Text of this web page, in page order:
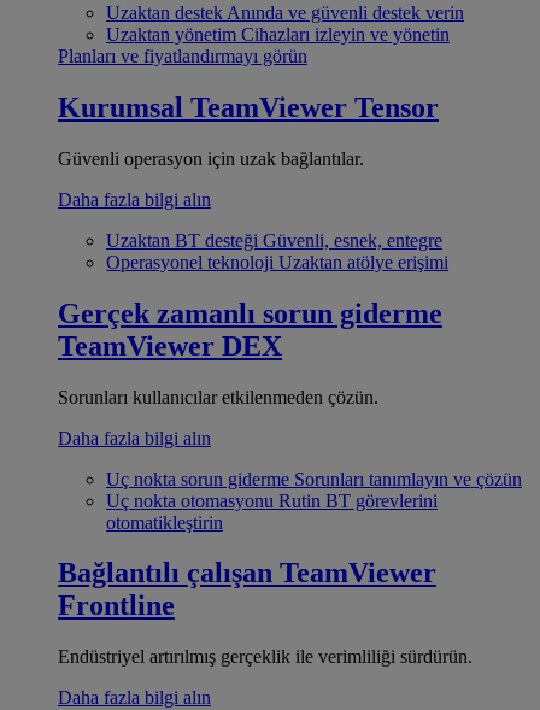
Uzaktan destek Anında ve güvenli destek verin
Uzaktan yönetim Cihazları izleyin ve yönetin
Planları ve fiyatlandırmayı görün
Kurumsal TeamViewer Tensor
Güvenli operasyon için uzak bağlantılar.
Daha fazla bilgi alın
Uzaktan BT desteği Güvenli, esnek, entegre
Operasyonel teknoloji Uzaktan atölye erişimi
Gerçek zamanlı sorun giderme
TeamViewer DEX
Sorunları kullanıcılar etkilenmeden çözün.
Daha fazla bilgi alın
Uç nokta sorun giderme Sorunları tanımlayın ve çözün
Uç nokta otomasyonu Rutin BT görevlerini
otomatikleştirin
Bağlantılı çalışan TeamViewer
Frontline
Endüstriyel artırılmış gerçeklik ile verimliliği sürdürün.
Daha fazla bilgi alın